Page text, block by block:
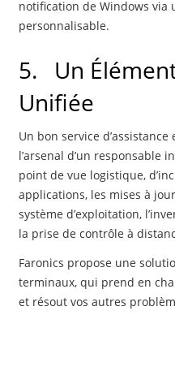
notification de Windows via
personnalisable.
5. Un
Unifiée
Un bon service
l’arsenal d’un responsable
point de vue logistique,
applications, les mises à
système d’exploitation,
la prise de contrôle à
Faronics propose une
terminaux, qui prend en
et résout vos autres